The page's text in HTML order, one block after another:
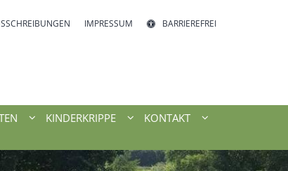
IMPRESSUM BARRIEREFREI
KINDERKRIPPE KONTAKT